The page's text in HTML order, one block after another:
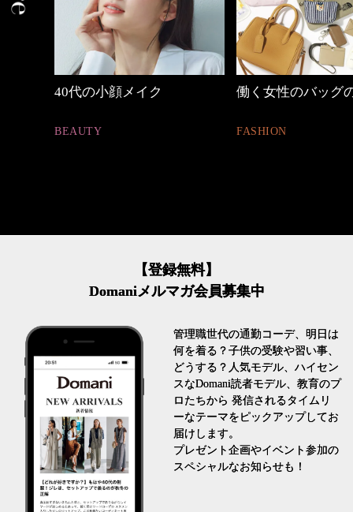
働く女性のバッグの中身
FASHION
【ワーママのきれ
【登録無料】
Domaniメルマガ会員募集中
管理職世代の通勤コーデ、明日は
何を着る？子供の受験や習い事、
どうする？人気モデル、ハイセン
スなDomani読者モデル、教育のプ
ロたちから 発信されるタイムリ
ーなテーマをピックアップしてお
届けします。
プレゼント企画やイベント参加の
スペシャルなお知らせも！